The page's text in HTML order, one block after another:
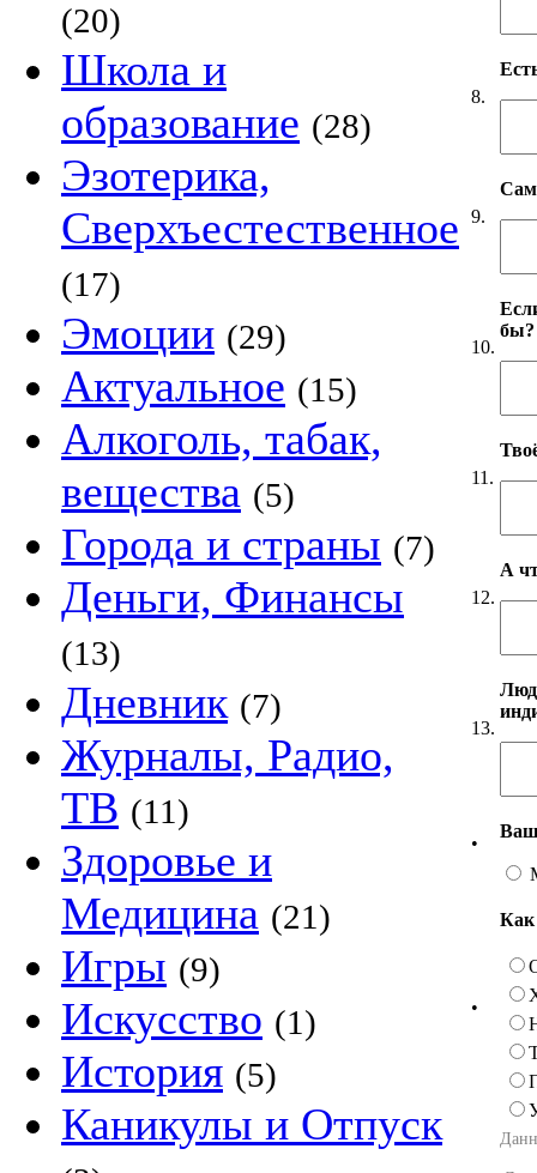
(20)
Школа и
образование (28)
Эзотерика,
Сверхъестественное
(17)
Эмоции (29)
Актуальное (15)
Алкоголь, табак,
вещества (5)
Города и страны (7)
Деньги, Финансы
(13)
Дневник (7)
Журналы, Радио,
ТВ (11)
Здоровье и
Медицина (21)
Игры (9)
Искусство (1)
История (5)
Каникулы и Отпуск
8.
9.
10.
бы?
11.
12.
А
13.
•
•
Как